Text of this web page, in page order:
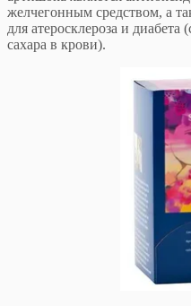
желчегонным средством, а
для атеросклероза и диабета
сахара в крови).